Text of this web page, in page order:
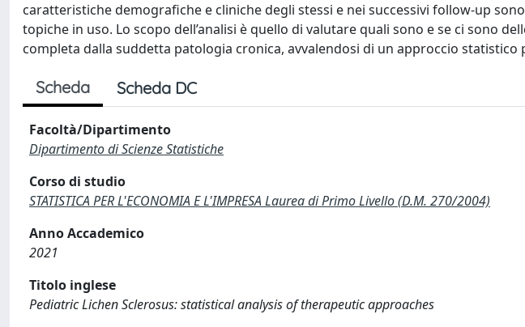
caratteristiche demografiche e cliniche degli stessi e nei successivi follow-up
topiche in uso. Lo scopo dell’analisi è quello di valutare quali sono e se ci sono
completa dalla suddetta patologia cronica, avvalendosi di un approccio statistico
Scheda Scheda DC
Facoltà/Dipartimento
Dipartimento di Scienze Statistiche
Corso di studio
STATISTICA PER L'ECONOMIA E L'IMPRESA Laurea di Primo Livello (D.M. 270/2004)
Anno Accademico
2021
Titolo inglese
Pediatric Lichen Sclerosus: statistical analysis of therapeutic approaches